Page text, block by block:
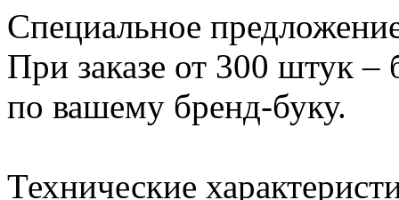
Специальное
При заказе от 300 штук –
по вашему бренд-буку.
Технические